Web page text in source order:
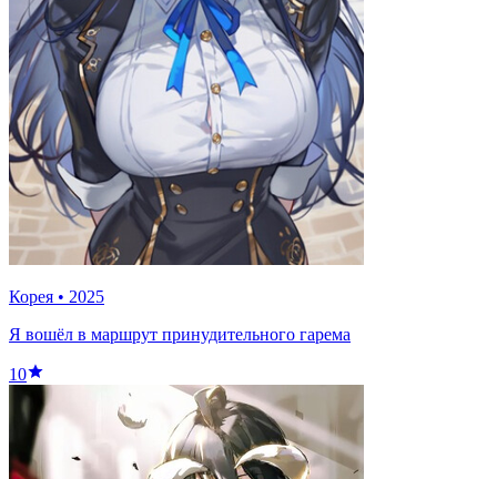
Корея • 2025
Я вошёл в маршрут принудительного гарема
10